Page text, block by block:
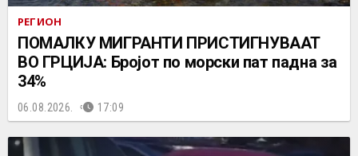
РЕГИОН
ПОМАЛКУ МИГРАНТИ ПРИСТИГНУВААТ
ВО ГРЦИЈА: Бројот по морски пат падна за
34%
06.08.2026. 17:09